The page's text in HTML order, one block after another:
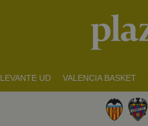
LEVANTE UD VALENCIA BASKET